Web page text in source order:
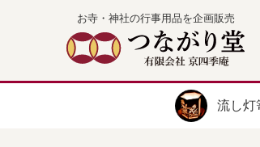
お寺・神社の行事用品を企画販売
流し灯